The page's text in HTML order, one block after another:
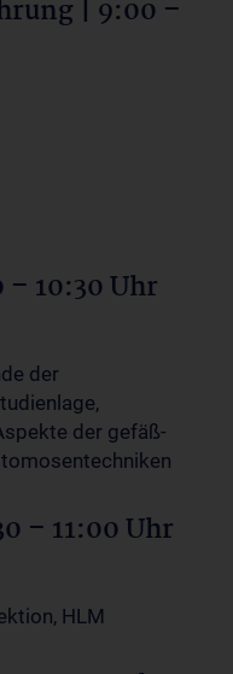
| 9:00 –
10:30 Uhr
der
der gefäß-
– 11:00 Uhr
HLM